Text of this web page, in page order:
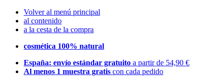
Volver al menú principal
al contenido
a la cesta de la compra
cosmética 100% natural
España: envío estándar gratuito a partir de 54,90 €
Al menos 1 muestra gratis con cada pedido